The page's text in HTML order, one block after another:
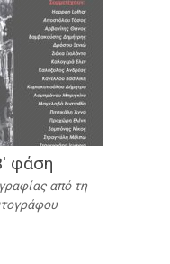
φάση
από τη